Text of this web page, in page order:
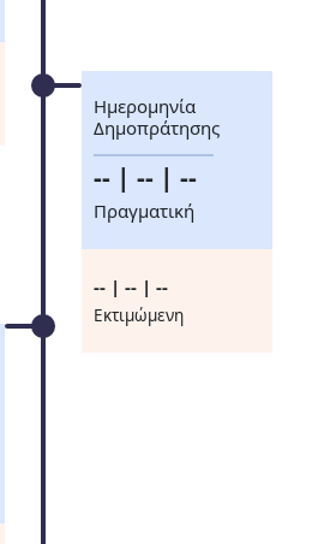
Ημερομηνία
Δημοπράτησης
-- | -- | --
Πραγματική
-- | -- | --
Eκτιμώμενη